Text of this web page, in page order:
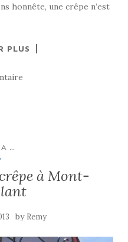
honnête, une crêpe n’est
PLUS
...
à Mont-
by Remy